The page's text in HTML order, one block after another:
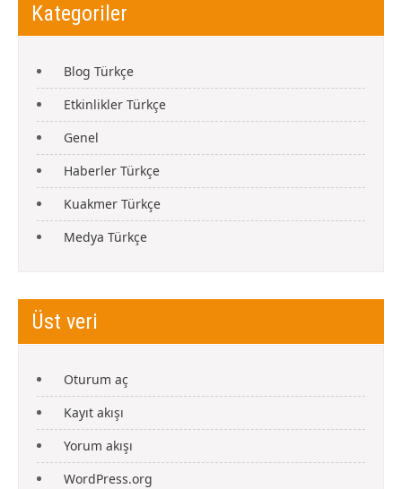
Kategoriler
Blog Türkçe
Etkinlikler Türkçe
Genel
Haberler Türkçe
Kuakmer Türkçe
Medya Türkçe
Üst veri
Oturum aç
Kayıt akışı
Yorum akışı
WordPress.org